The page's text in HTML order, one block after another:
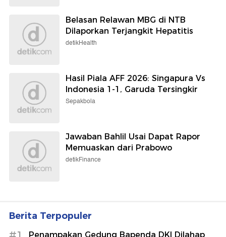
Belasan Relawan MBG di NTB
Dilaporkan Terjangkit Hepatitis
detikHealth
Hasil Piala AFF 2026: Singapura Vs
Indonesia 1-1, Garuda Tersingkir
Sepakbola
Jawaban Bahlil Usai Dapat Rapor
Memuaskan dari Prabowo
detikFinance
Berita Terpopuler
Penampakan Gedung Bapenda DKI Dilahap